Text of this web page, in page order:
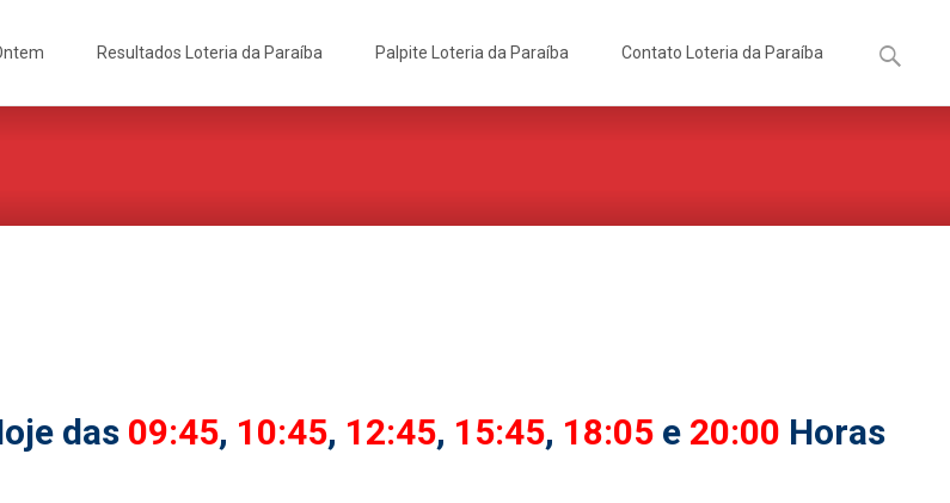
Resultados Loteria da Paraíba Palpite Loteria da Paraíba Contato Loteria da Paraíba
por:
das 09:45, 10:45, 12:45, 15:45, 18:05 e20:00 Horas